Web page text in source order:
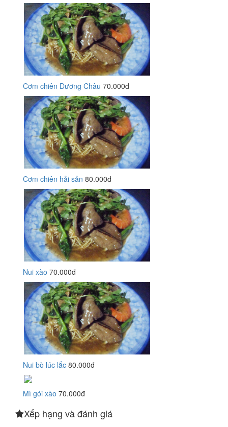
Cơm chiên Dương Châu 70.000đ
Cơm chiên hải sản 80.000đ
Nui xào 70.000đ
Nui bò lúc lắc 80.000đ
Mì gói xào 70.000đ
Xếp hạng và đánh giá